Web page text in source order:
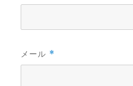
メール *